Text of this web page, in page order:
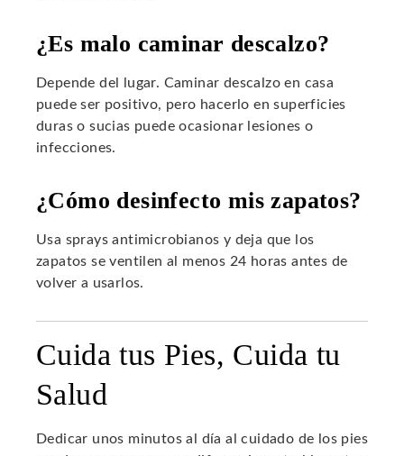
¿Es malo caminar descalzo?
Depende del lugar. Caminar descalzo en casa
puede ser positivo, pero hacerlo en superficies
duras o sucias puede ocasionar lesiones o
infecciones.
¿Cómo desinfecto mis zapatos?
Usa sprays antimicrobianos y deja que los
zapatos se ventilen al menos 24 horas antes de
volver a usarlos.
Cuida tus Pies, Cuida tu
Salud
Dedicar unos minutos al día al cuidado de los pies